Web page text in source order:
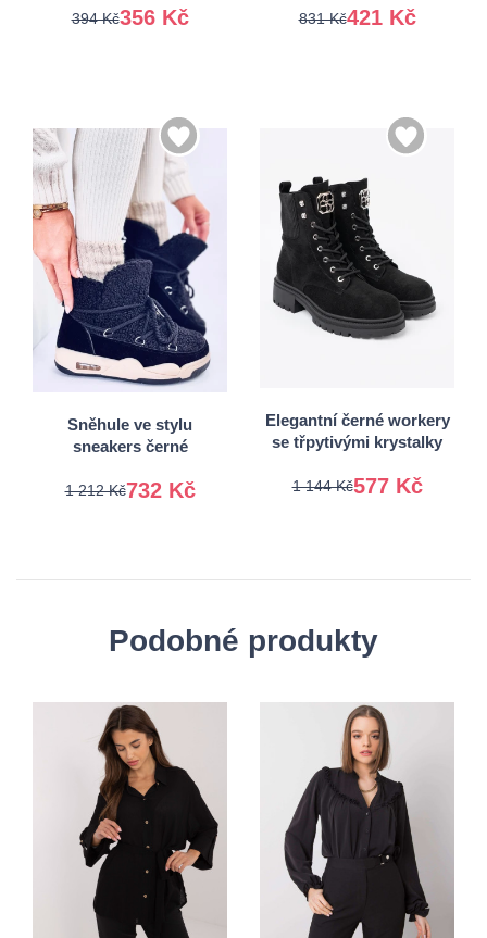
356 Kč
394 Kč 421 Kč
831 Kč
Sněhule ve stylu
sneakers černé
732 Kč
1 212 Kč
39
Elegantní černé workery
se třpytivými krystalky
577 Kč
1 144 Kč
37
39
Podobné produkty